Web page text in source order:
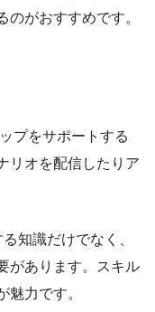
がおすすめです。
プをサポートする
リオを配信したりア
知識だけでなく、
があります。スキル
魅力です。